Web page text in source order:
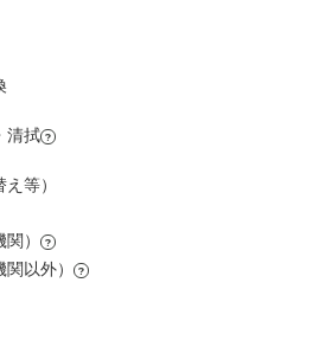
清拭 ?
等）
） ?
以外） ?